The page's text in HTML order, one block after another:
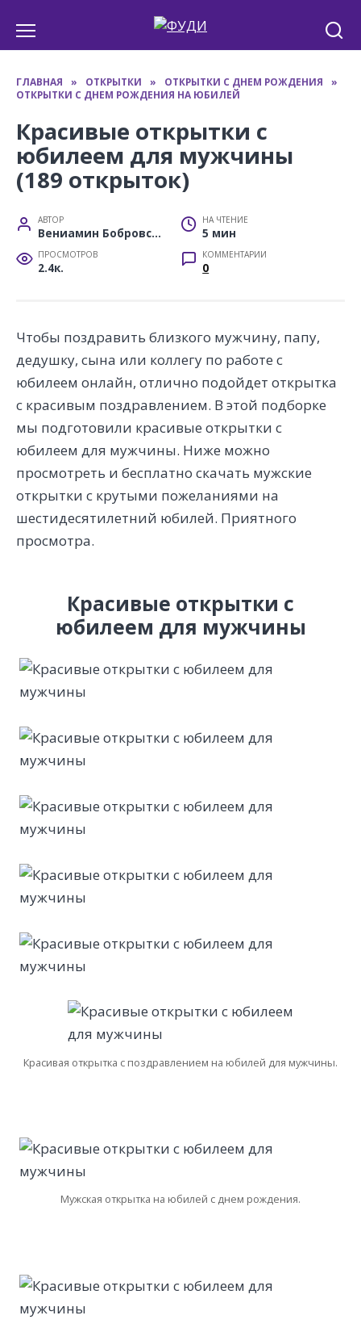
содержанию
ГЛАВНАЯ » ОТКРЫТКИ » ОТКРЫТКИ С ДНЕМ РОЖДЕНИЯ
»
ОТКРЫТКИ С ДНЕМ РОЖДЕНИЯ НА ЮБИЛЕЙ
Красивые открытки с
юбилеем для мужчины
(189 открыток)
АВТОР
Вениамин Бобровский
НА ЧТЕНИЕ
5 мин
ПРОСМОТРОВ
2.4к.
КОММЕНТАРИИ
0
Чтобы поздравить близкого мужчину, папу,
дедушку, сына или коллегу по работе с
юбилеем онлайн, отлично подойдет открытка
с красивым поздравлением. В этой подборке
мы подготовили красивые открытки с
юбилеем для мужчины. Ниже можно
просмотреть и бесплатно скачать мужские
открытки с крутыми пожеланиями на
шестидесятилетний юбилей. Приятного
просмотра.
Красивые открытки с
юбилеем для мужчины
Красивая открытка с поздравлением на юбилей для мужчины.
Мужская открытка на юбилей с днем рождения.